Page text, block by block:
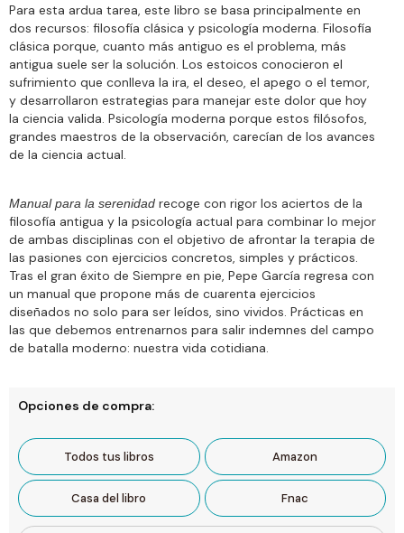
Para esta ardua tarea, este libro se basa principalmente en
dos recursos: filosofía clásica y psicología moderna. Filosofía
clásica porque, cuanto más antiguo es el problema, más
antigua suele ser la solución. Los estoicos conocieron el
sufrimiento que conlleva la ira, el deseo, el apego o el temor,
y desarrollaron estrategias para manejar este dolor que hoy
la ciencia valida. Psicología moderna porque estos filósofos,
grandes maestros de la observación, carecían de los avances
de la ciencia actual.
Manual para la serenidad recoge con rigor los aciertos de la
filosofía antigua y la psicología actual para combinar lo mejor
de ambas disciplinas con el objetivo de afrontar la terapia de
las pasiones con ejercicios concretos, simples y prácticos.
Tras el gran éxito de Siempre en pie, Pepe García regresa con
un manual que propone más de cuarenta ejercicios
diseñados no solo para ser leídos, sino vividos. Prácticas en
las que debemos entrenarnos para salir indemnes del campo
de batalla moderno: nuestra vida cotidiana.
Opciones de compra:
Todos tus libros Amazon
Casa del libro Fnac